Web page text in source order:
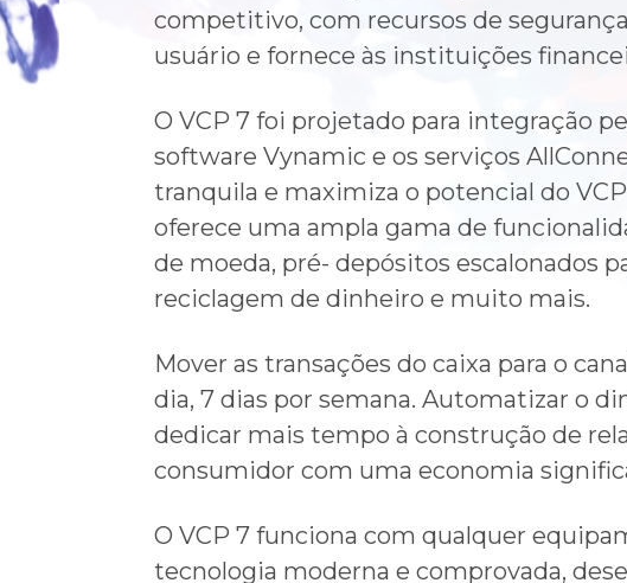
competitivo, com recursos de
usuário e fornece às instituições
O VCP 7 foi projetado para integração
software Vynamic e os serviços
tranquila e maximiza o potencial do
oferece uma ampla gama de
de moeda, pré- depósitos escalonados
reciclagem de dinheiro e muito mais.
Mover as transações do caixa para o
dia, 7 dias por semana. Automatizar o
dedicar mais tempo à construção de
consumidor com uma economia
O VCP 7 funciona com qualquer
tecnologia moderna e comprovada,